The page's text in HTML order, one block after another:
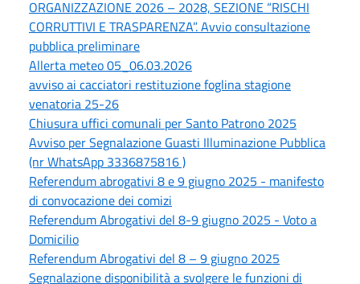
ORGANIZZAZIONE 2026 – 2028, SEZIONE “RISCHI
CORRUTTIVI E TRASPARENZA”. Avvio consultazione
pubblica preliminare
Allerta meteo 05_06.03.2026
avviso ai cacciatori restituzione foglina stagione
venatoria 25-26
Chiusura uffici comunali per Santo Patrono 2025
Avviso per Segnalazione Guasti Illuminazione Pubblica
(nr WhatsApp 3336875816 )
Referendum abrogativi 8 e 9 giugno 2025 - manifesto
di convocazione dei comizi
Referendum Abrogativi del 8-9 giugno 2025 - Voto a
Domicilio
Referendum Abrogativi del 8 – 9 giugno 2025
Segnalazione disponibilità a svolgere le funzioni di